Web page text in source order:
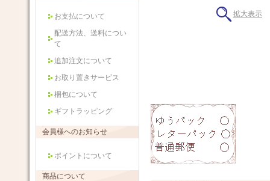
お支払について
配送方法、送料につい
て
追加注文について
お取り置きサービス
梱包について
ギフトラッピング
会員様へのお知らせ
ポイントについて
商品について
拡大表示